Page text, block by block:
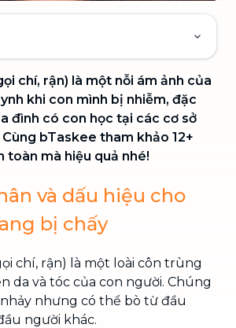
chí, rận) là một nỗi ám ảnh của
khi con mình bị nhiễm, đặc
đình có con học tại các cơ sở
bTaskee tham khảo 12+
toàn mà hiệu quả nhé!
và dấu hiệu cho
bị chấy
chí, rận) là một loài côn trùng
da và tóc của con người. Chúng
nhưng có thể bò từ đầu
người khác.